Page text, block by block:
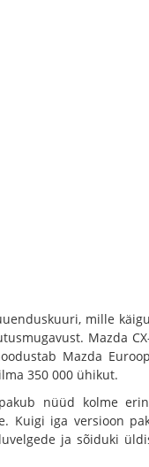
mille
Mazda
Mazda
350 000 ühikut.
nüüd kolme
Kuigi iga versioon
ja sõiduki